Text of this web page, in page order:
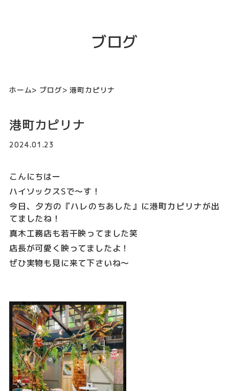
ブログ
ホーム ブログ 港町カピリナ
港町カピリナ
2024.01.23
こんにちはー
ハイソックスSで～す！
今日、夕方の『ハレのちあした』に港町カピリナが出
てましたね！
真木工務店も若干映ってました笑
店長が可愛く映ってましたよ！
ぜひ実物も見に来て下さいね～